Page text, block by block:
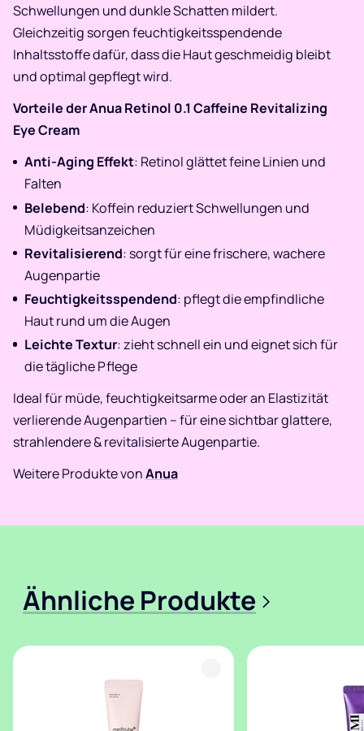
Schwellungen und dunkle Schatten mildert.
Gleichzeitig sorgen feuchtigkeitsspendende
Inhaltsstoffe dafür, dass die Haut geschmeidig bleibt
und optimal gepflegt wird.
Vorteile der Anua Retinol 0.1 Caffeine Revitalizing
Eye Cream
Anti-Aging Effekt: Retinol glättet feine Linien und
Falten
Belebend: Koffein reduziert Schwellungen und
Müdigkeitsanzeichen
Revitalisierend: sorgt für eine frischere, wachere
Augenpartie
Feuchtigkeitsspendend: pflegt die empfindliche
Haut rund um die Augen
Leichte Textur: zieht schnell ein und eignet sich für
die tägliche Pflege
Ideal für müde, feuchtigkeitsarme oder an Elastizität
verlierende Augenpartien – für eine sichtbar glattere,
strahlendere & revitalisierte Augenpartie.
Weitere Produkte vonAnua
Ähnliche Produkte >